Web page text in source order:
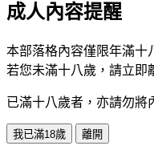
成人內容提醒
本部落格內容僅限年滿十
若您未滿十八歲，請立即
已滿十八歲者，亦請勿將
我已滿18歲 離開